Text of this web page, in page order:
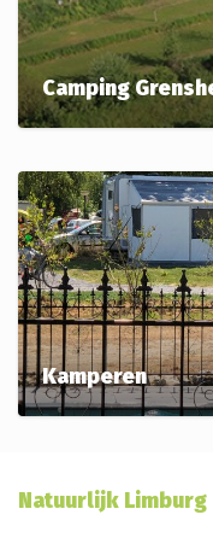
Camping
Onze andere
Kamperen
Met je eigen
Natuurlijk Limburg